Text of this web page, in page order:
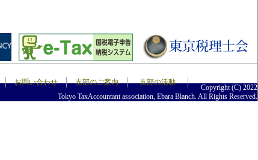
お問い合わせ 支部のご案内 支部の活動
Copyright (C) 2022
Tokyo TaxAccountant association, Ebara Blanch. All Rights Reserved.